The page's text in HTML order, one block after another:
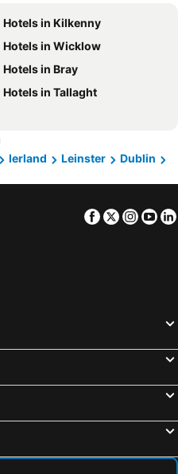
Hotels in Kilkenny
Hotels in Wicklow
Hotels in Bray
Hotels in Tallaght
Ierland Leinster
Dublin
Facebook
Twitter